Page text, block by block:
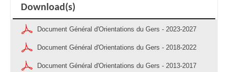
Download(s)
Document Général d'Orientations du Gers - 2023-2027
Document Général d'Orientations du Gers - 2018-2022
Document Général d'Orientations du Gers - 2013-2017